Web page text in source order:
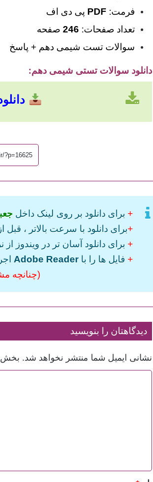
فرمت: PDF پی دی اف
تعداد صفحات: 246 صفحه
سوالات تست شیمی دهم + پاسخ
دانلود سوالات تستی شیمی دهم:
+ برای دانلود بر روی لینک داخل
+برای دانلود با سرعت بالاتر ، قبل
+ برای دانلود آسان تر در ویندوز از
+ فایل ها را با Adobe Reader
(چنانچه
دیدگاهتان را بنویسید
نشانی ایمیل شما منتشر نخواهد شد.